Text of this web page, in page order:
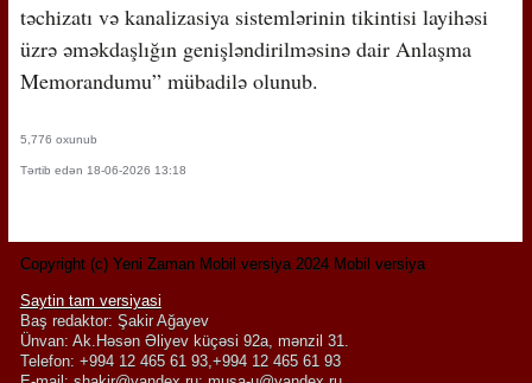
təchizatı və kanalizasiya sistemlərinin tikintisi layihəsi
üzrə əməkdaşlığın genişləndirilməsinə dair Anlaşma
Memorandumu” mübadilə olunub.
5,776 oxunub
Tərtib edən 18-06-2026 13:18
Copyright (c) Yeni Zaman Mobil versiya 2024 Mobil versiya
Saytin tam versiyasi
Baş redaktor: Şakir Ağayev
Ünvan: Ak.Həsən Əliyev küçəsi 92a, mənzil 31.
Telefon: +994 12 465 61 93,+994 12 465 61 93